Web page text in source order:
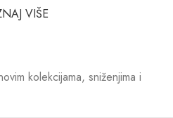
VIŠE
kolekcijama, sniženjima i